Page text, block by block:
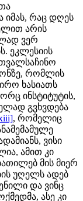
იმას, რაც დღეს
არის
ვერ
ეკლესიის
რომლის
ხასიათს
ინსტიტუტის,
გვხვდება
, რომელიც
ვისი
ამით კი
მის მიერ
უღელს ადებ
და ვინც
ასე კი